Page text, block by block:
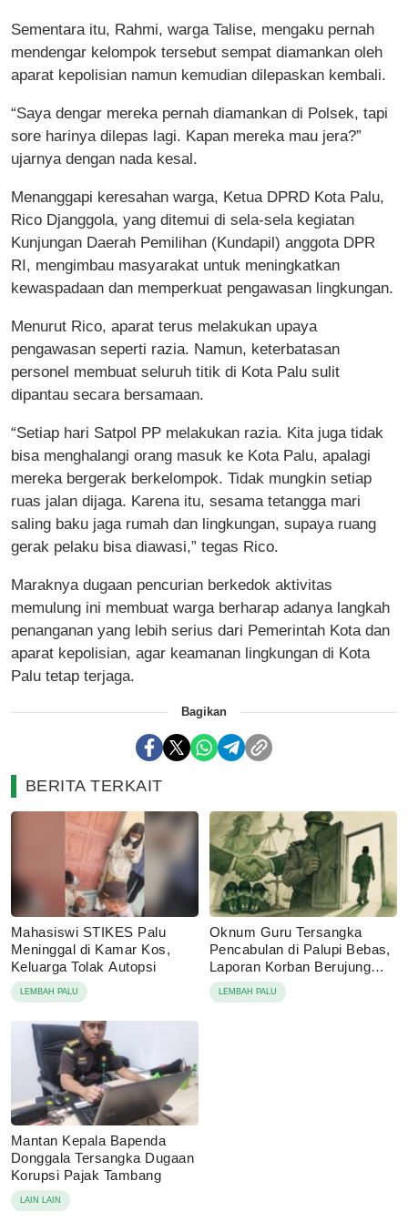
Sementara itu, Rahmi, warga Talise, mengaku pernah
mendengar kelompok tersebut sempat diamankan oleh
aparat kepolisian namun kemudian dilepaskan kembali.
“Saya dengar mereka pernah diamankan di Polsek, tapi
sore harinya dilepas lagi. Kapan mereka mau jera?”
ujarnya dengan nada kesal.
Menanggapi keresahan warga, Ketua DPRD Kota Palu,
Rico Djanggola, yang ditemui di sela-sela kegiatan
Kunjungan Daerah Pemilihan (Kundapil) anggota DPR
RI, mengimbau masyarakat untuk meningkatkan
kewaspadaan dan memperkuat pengawasan lingkungan.
Menurut Rico, aparat terus melakukan upaya
pengawasan seperti razia. Namun, keterbatasan
personel membuat seluruh titik di Kota Palu sulit
dipantau secara bersamaan.
“Setiap hari Satpol PP melakukan razia. Kita juga tidak
bisa menghalangi orang masuk ke Kota Palu, apalagi
mereka bergerak berkelompok. Tidak mungkin setiap
ruas jalan dijaga. Karena itu, sesama tetangga mari
saling baku jaga rumah dan lingkungan, supaya ruang
gerak pelaku bisa diawasi,” tegas Rico.
Maraknya dugaan pencurian berkedok aktivitas
memulung ini membuat warga berharap adanya langkah
penanganan yang lebih serius dari Pemerintah Kota dan
aparat kepolisian, agar keamanan lingkungan di Kota
Palu tetap terjaga.
Bagikan
BERITA TERKAIT
Mahasiswi STIKES Palu
Meninggal di Kamar Kos,
Keluarga Tolak Autopsi
LEMBAH PALU
Oknum Guru Tersangka
Pencabulan di Palupi Bebas,
Laporan Korban Berujung
Damai
LEMBAH PALU
Mantan Kepala Bapenda
Donggala Tersangka Dugaan
Korupsi Pajak Tambang
LAIN LAIN